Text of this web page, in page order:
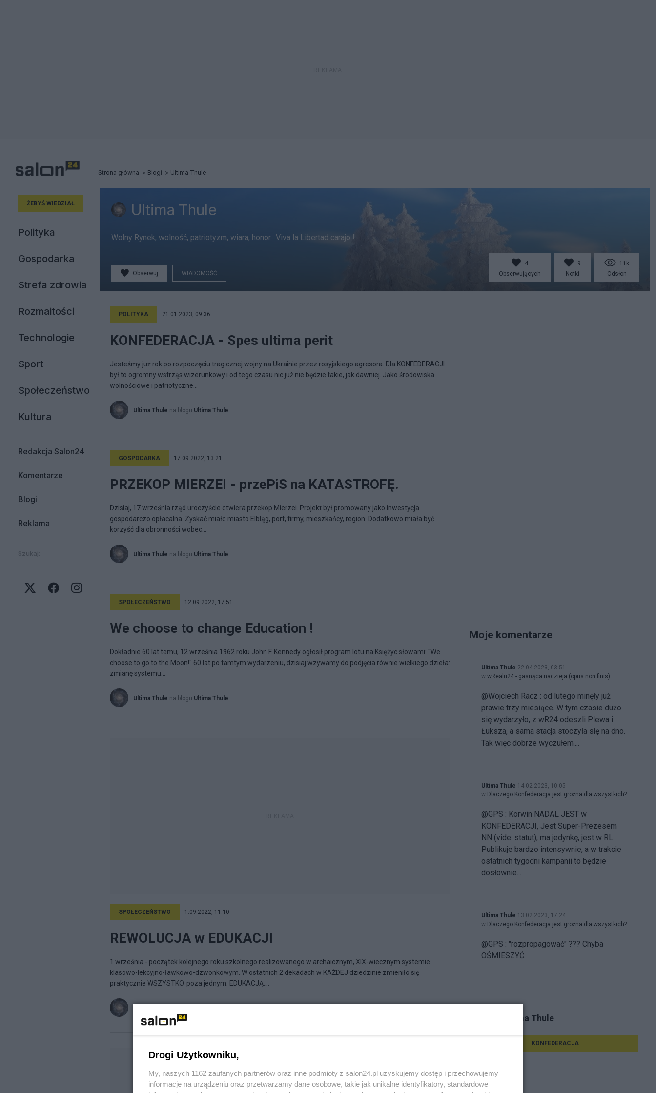
Strona główna Blogi Ultima Thule
ŻEBYŚ WIEDZIAŁ
Polityka
Gospodarka
Strefa zdrowia
Rozmaitości
Technologie
Sport
Społeczeństwo
Kultura
Redakcja Salon24
Komentarze
Blogi
Reklama
Szukaj:
Ultima Thule
Wolny Rynek, wolność, patriotyzm, wiara, honor. Viva la Libertad carajo !
Obserwuj WIADOMOŚĆ
4
Obserwujących
9
Notki
11k
Odsłon
POLITYKA 21.01.2023, 09:36
KONFEDERACJA - Spes ultima perit
Jesteśmy już rok po rozpoczęciu tragicznej wojny na Ukrainie przez rosyjskiego agresora. Dla KONFEDERACJI
był to ogromny wstrząs wizerunkowy i od tego czasu nic już nie będzie takie, jak dawniej. Jako środowiska
wolnościowe i patriotyczne...
Ultima Thule na blogu Ultima Thule
GOSPODARKA 17.09.2022, 13:21
PRZEKOP MIERZEI - przePiS na KATASTROFĘ.
Dzisiaj, 17 września rząd uroczyście otwiera przekop Mierzei. Projekt był promowany jako inwestycja
gospodarczo opłacalna. Zyskać miało miasto Elbląg, port, firmy, mieszkańcy, region. Dodatkowo miała być
korzyść dla obronności wobec...
Ultima Thule na blogu Ultima Thule
SPOŁECZEŃSTWO 12.09.2022, 17:51
We choose to change Education !
Dokładnie 60 lat temu, 12 września 1962 roku John F. Kennedy ogłosił program lotu na Księżyc słowami: "We
choose to go to the Moon!" 60 lat po tamtym wydarzeniu, dzisiaj wzywamy do podjęcia równie wielkiego dzieła:
zmianę systemu...
Ultima Thule na blogu Ultima Thule
SPOŁECZEŃSTWO 1.09.2022, 11:10
REWOLUCJA w EDUKACJI
1 września - początek kolejnego roku szkolnego realizowanego w archaicznym, XIX-wiecznym systemie
klasowo-lekcyjno-ławkowo-dzwonkowym. W ostatnich 2 dekadach w KAŻDEJ dziedzinie zmieniło się
praktycznie WSZYSTKO, poza jednym: EDUKACJĄ....
Moje komentarze
Ultima Thule 22.04.2023, 03:51
w wRealu24 - gasnąca nadzieja (opus non finis)
@Wojciech Racz : od lutego minęły już
prawie trzy miesiące. W tym czasie dużo
się wydarzyło, z wR24 odeszli Plewa i
Łuksza, a sama stacja stoczyła się na dno.
Tak więc dobrze wyczułem,...
Ultima Thule 14.02.2023, 10:05
w Dlaczego Konfederacja jest groźna dla wszystkich?
@GPS : Korwin NADAL JEST w
KONFEDERACJI, Jest Super-Prezesem
NN (vide: statut), ma jedynkę, jest w RL.
Publikuje bardzo intensywnie, a w trakcie
ostatnich tygodni kampanii to będzie
dosłownie...
Ultima Thule 13.02.2023, 17:24
w Dlaczego Konfederacja jest groźna dla wszystkich?
@GPS : "rozpropagować" ??? Chyba
OŚMIESZYĆ.
Tematy Ultima Thule
KONFEDERACJA
Drogi Użytkowniku,
My, naszych 1162 zaufanych partnerów oraz inne podmioty z salon24.pl uzyskujemy dostęp i przechowujemy
informacje na urządzeniu oraz przetwarzamy dane osobowe, takie jak unikalne identyfikatory, standardowe